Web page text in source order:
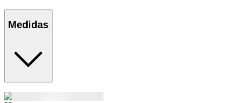
Medidas